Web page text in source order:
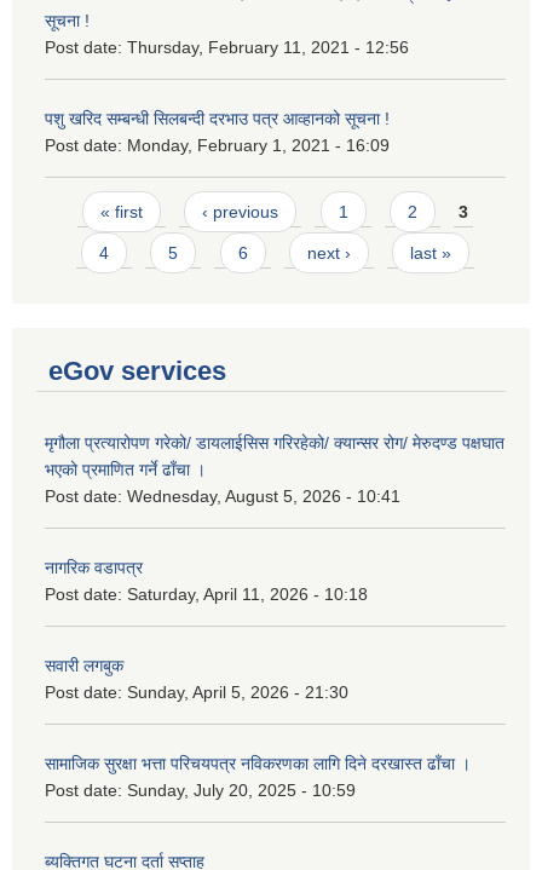
सूचना !
Post date: Thursday, February 11, 2021 - 12:56
पशु खरिद सम्बन्धी सिलबन्दी दरभाउ पत्र आव्हानको सूचना !
Post date: Monday, February 1, 2021 - 16:09
Pages
« first ‹ previous 1 2 3
4 5 6 next › last »
eGov services
मृगौला प्रत्यारोपण गरेको/ डायलाईसिस गरिरहेको/ क्यान्सर रोग/ मेरुदण्ड पक्षघात
भएको प्रमाणित गर्ने ढाँचा ।
Post date: Wednesday, August 5, 2026 - 10:41
नागरिक वडापत्र
Post date: Saturday, April 11, 2026 - 10:18
सवारी लगबुक
Post date: Sunday, April 5, 2026 - 21:30
सामाजिक सुरक्षा भत्ता परिचयपत्र नविकरणका लागि दिने दरखास्त ढाँचा ।
Post date: Sunday, July 20, 2025 - 10:59
ब्यक्तिगत घटना दर्ता सप्ताह